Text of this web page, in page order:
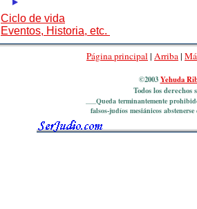
Ciclo de vida
Eventos, Historia, etc.
Página principal| Arriba|
©2003Yehuda
Todos los derechos
___Queda terminantemente
falsos-judíos mesiánicos